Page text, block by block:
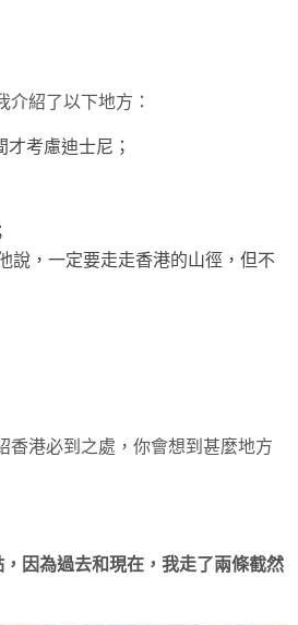
介紹了以下地方：
考慮迪士尼；
說，一定要走走香港的山徑，但不
香港必到之處，你會想到甚麼地方
，因為過去和現在，我走了兩條截然